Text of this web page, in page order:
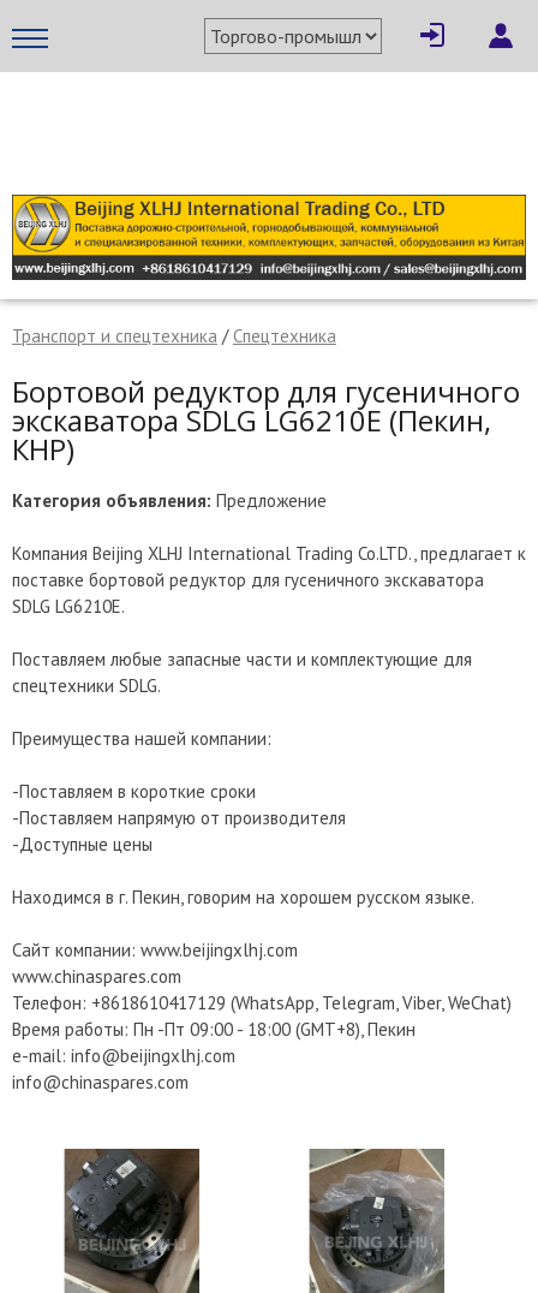
Транспорт и спецтехника /Спецтехника
Бортовой редуктор для гусеничного
экскаватора SDLG LG6210E (Пекин,
КНР)
Категория объявления: Предложение
Компания Beijing XLHJ International Trading Co.LTD., предлагает к
поставке бортовой редуктор для гусеничного экскаватора
SDLG LG6210E.
Поставляем любые запасные части и комплектующие для
спецтехники SDLG.
Преимущества нашей компании:
-Поставляем в короткие сроки
-Поставляем напрямую от производителя
-Доступные цены
Находимся в г. Пекин, говорим на хорошем русском языке.
Сайт компании: www.beijingxlhj.com
www.chinaspares.com
Телефон: +8618610417129 (WhatsApp, Telegram, Viber, WeChat)
Время работы: Пн -Пт 09:00 - 18:00 (GMT+8), Пекин
e-mail: info@beijingxlhj.com
info@chinaspares.com
× Написать поставщику
Отмена